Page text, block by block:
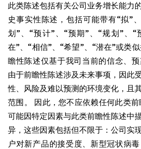
此类陈述包括有关公司业务增长能力
史事实性陈述，包括可能带有“拟”
划”、“预计”、“预期”、“规划”、“
在”、“相信”、“希望”、“潜在”或类
瞻性陈述仅基于我司当前的信念、预
由于前瞻性陈述涉及未来事项，因此
性、风险及难以预测的环境变化，且
范围。 因此，您不应依赖任何此类
可能因特定因素与此类前瞻性陈述中
异，这些因素包括但不限于：公司实
户对新产品的接受度、新型冠状病